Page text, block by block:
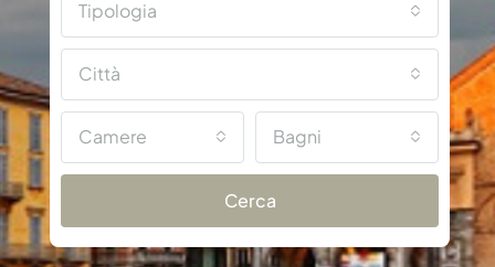
Tipologia
Città
Camere Bagni
Cerca